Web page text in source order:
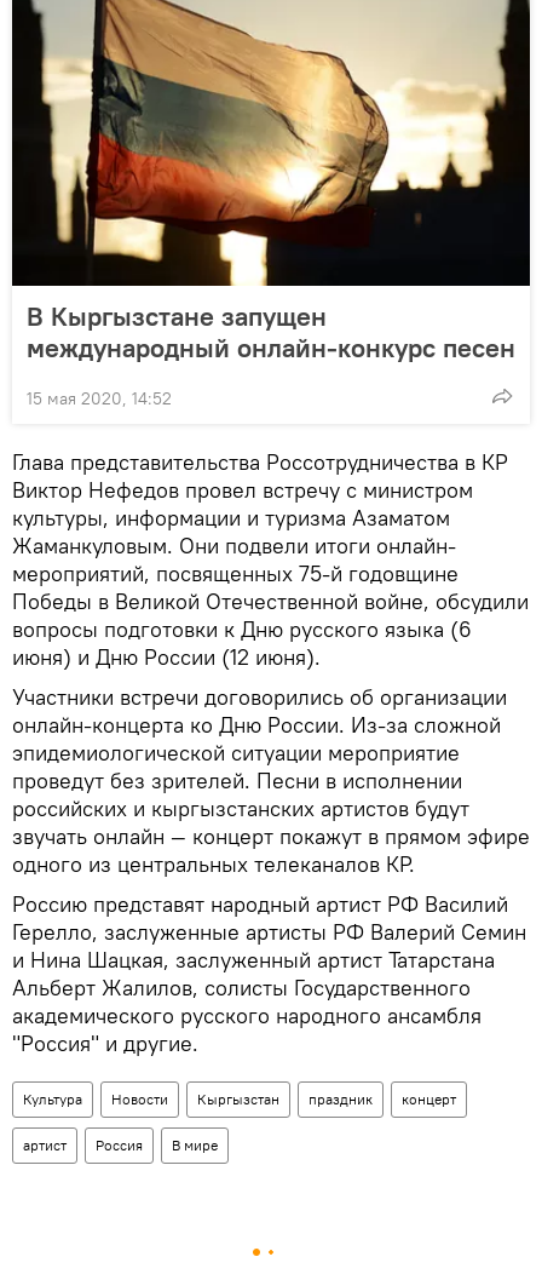
В Кыргызстане запущен
международный онлайн-конкурс песен
15 мая 2020, 14:52
Глава представительства Россотрудничества в КР
Виктор Нефедов провел встречу с министром
культуры, информации и туризма Азаматом
Жаманкуловым. Они подвели итоги онлайн-
мероприятий, посвященных 75-й годовщине
Победы в Великой Отечественной войне, обсудили
вопросы подготовки к Дню русского языка (6
июня) и Дню России (12 июня).
Участники встречи договорились об организации
онлайн-концерта ко Дню России. Из-за сложной
эпидемиологической ситуации мероприятие
проведут без зрителей. Песни в исполнении
российских и кыргызстанских артистов будут
звучать онлайн — концерт покажут в прямом эфире
одного из центральных телеканалов КР.
Россию представят народный артист РФ Василий
Герелло, заслуженные артисты РФ Валерий Семин
и Нина Шацкая, заслуженный артист Татарстана
Альберт Жалилов, солисты Государственного
академического русского народного ансамбля
"Россия" и другие.
Культура Новости Кыргызстан праздник концерт
артист Россия В мире